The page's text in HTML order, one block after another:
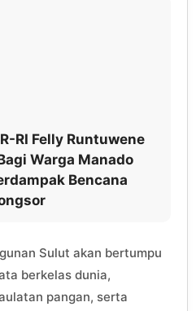
RI Felly Runtuwene
Warga Manado
Bencana
Sulut akan bertumpu
berkelas dunia,
pangan, serta